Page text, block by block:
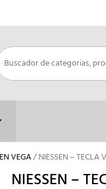
VEGA/ NIESSEN – TECLA
NIESSEN –